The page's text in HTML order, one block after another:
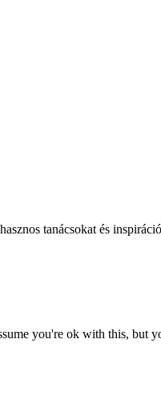
tanácsokat és
you're ok with this, but